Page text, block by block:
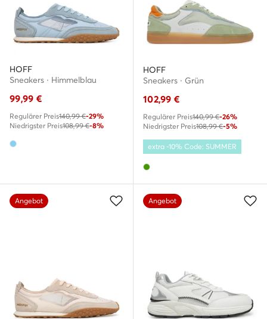
HOFF
Sneakers · Himmelblau
99,99 €
Regulärer Preis140,99 €-29%
Niedrigster Preis108,99 €-8%
HOFF
Sneakers · Grün
102,99 €
Regulärer Preis140,99 €-26%
Niedrigster Preis108,99 €-5%
extra -10% Code: SUMMER
Angebot Angebot